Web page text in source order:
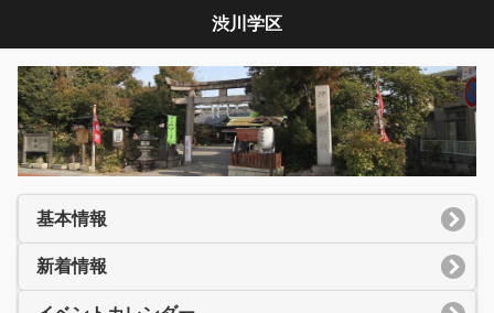
渋川学区
基本情報
新着情報